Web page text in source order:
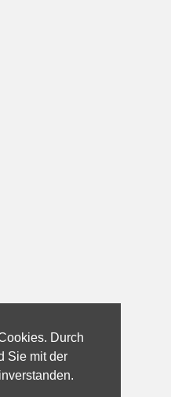
Durch
Sie mit der